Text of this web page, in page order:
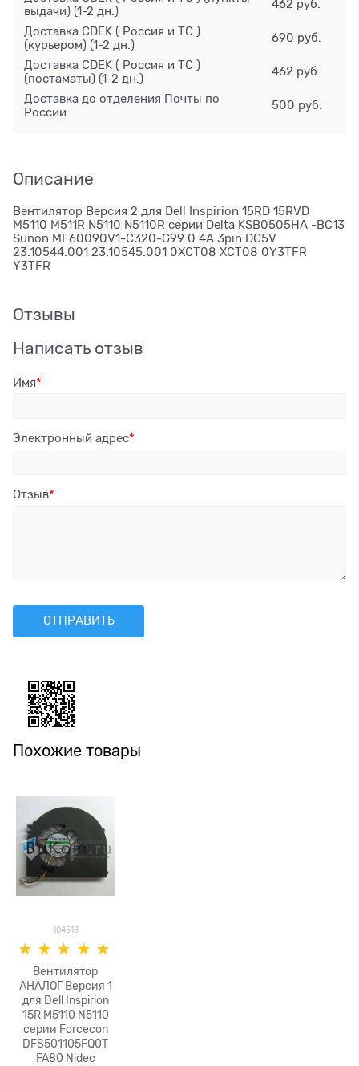
выдачи) (1-2 дн.)
462 руб.
Доставка CDEK ( Россия и ТС )
(курьером) (1-2 дн.)
690 руб.
Доставка CDEK ( Россия и ТС )
(постаматы) (1-2 дн.)
462 руб.
Доставка до отделения Почты по
России
500 руб.
Описание
Вентилятор Версия 2 для Dell Inspirion 15RD 15RVD
M5110 M511R N5110 N5110R серии Delta KSB0505HA -BC13
Sunon MF60090V1-C320-G99 0.4A 3pin DC5V
23.10544.001 23.10545.001 0XCT08 XCT08 0Y3TFR
Y3TFR
Отзывы
Написать отзыв
Имя
Электронный адрес
Отзыв
Похожие товары
104518
Вентилятор
АНАЛОГ Версия 1
для Dell Inspirion
15R M5110 N5110
серии Forcecon
DFS501105FQ0T
FA80 Nidec